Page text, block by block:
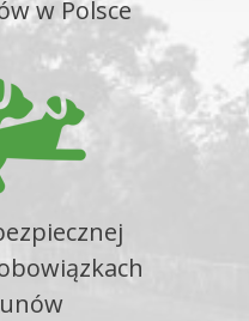
w Polsce